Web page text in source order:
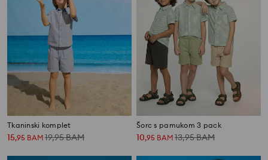
Tkaninski komplet
15,95 BAM 19,95BAM
Šorc s pamukom 3 pack
10,95 BAM 13,95BAM